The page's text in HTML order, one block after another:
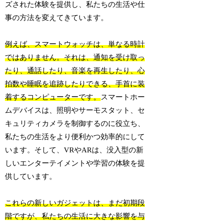
ズされた体験を提供し、私たちの生活や仕
事の方法を変えてきています。
例えば、スマートウォッチは、単なる時計
ではありません。それは、通知を受け取っ
たり、通話したり、音楽を再生したり、心
拍数や睡眠を追跡したりできる、手首に装
着するコンピューターです。スマートホー
ムデバイスは、照明やサーモスタット、セ
キュリティカメラを制御するのに役立ち、
私たちの生活をより便利かつ効率的にして
います。そして、VRやARは、没入型の新
しいエンターテイメントや学習の体験を提
供しています。
これらの新しいガジェットは、まだ初期段
階ですが、私たちの生活に大きな影響を与